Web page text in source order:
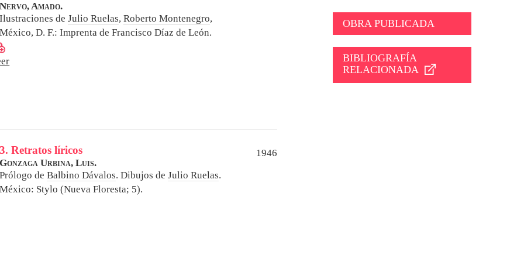
OBRA PUBLICADA
BIBLIOGRAFÍA
RELACIONADA
Nervo, Amado.
Ilustraciones deJulio Ruelas,Roberto Montenegro,
México, D. F.: Imprenta de Francisco Díaz de León.
3. Retratos líricos
1946
Gonzaga Urbina, Luis.
Prólogo deBalbino Dávalos. Dibujos deJulio Ruelas.
México: Stylo (Nueva Floresta; 5).